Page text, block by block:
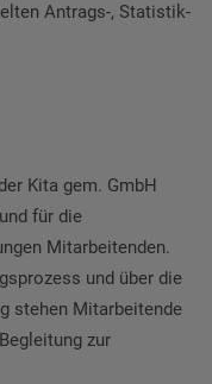
Antrags-, Statistik-
Kita gem. GmbH
für die
Mitarbeitenden.
und über die
stehen Mitarbeitende
zur